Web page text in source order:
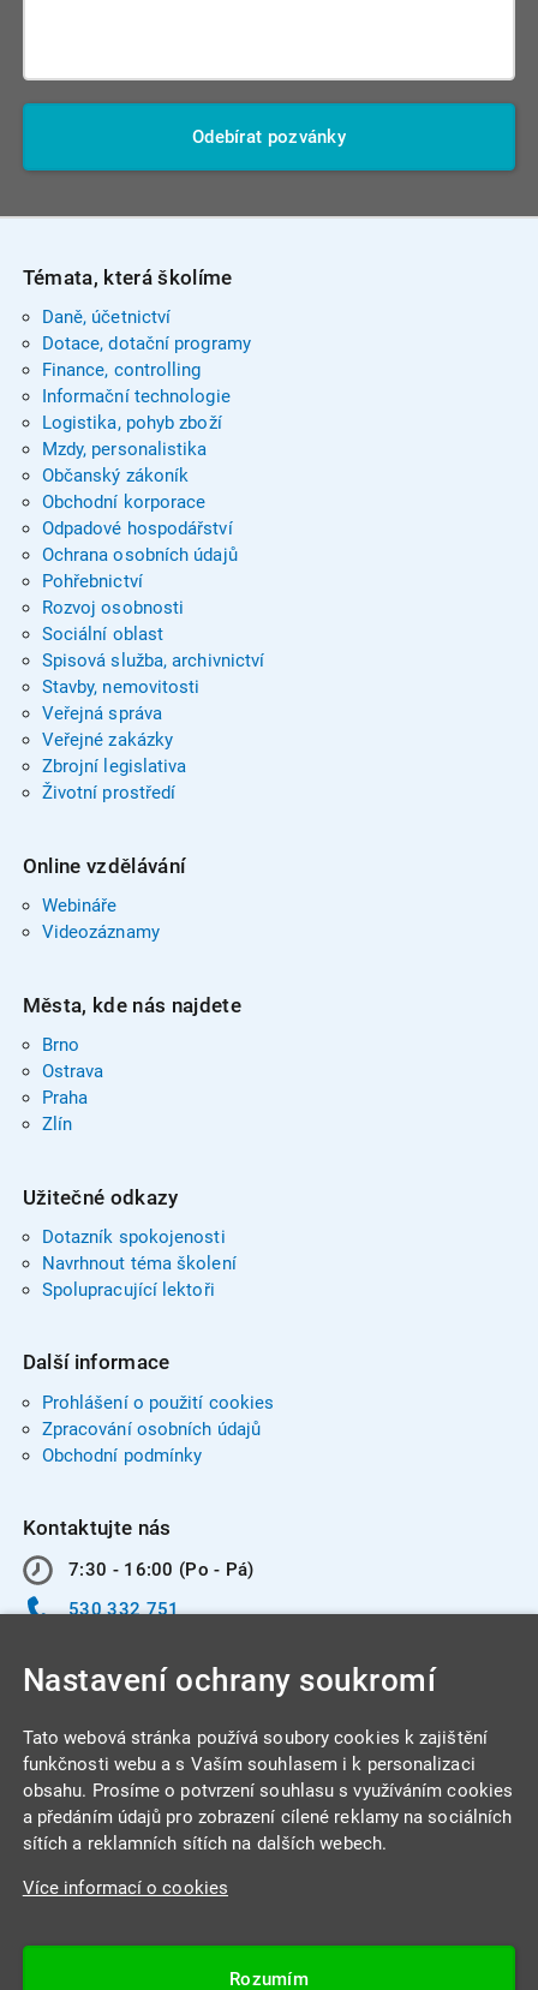
Odebírat pozvánky
Témata, která školíme
Daně, účetnictví
Dotace, dotační programy
Finance, controlling
Informační technologie
Logistika, pohyb zboží
Mzdy, personalistika
Občanský zákoník
Obchodní korporace
Odpadové hospodářství
Ochrana osobních údajů
Pohřebnictví
Rozvoj osobnosti
Sociální oblast
Spisová služba, archivnictví
Stavby, nemovitosti
Veřejná správa
Veřejné zakázky
Zbrojní legislativa
Životní prostředí
Online vzdělávání
Webináře
Videozáznamy
Města, kde nás najdete
Brno
Ostrava
Praha
Zlín
Užitečné odkazy
Dotazník spokojenosti
Navrhnout téma školení
Spolupracující lektoři
Další informace
Prohlášení o použití cookies
Zpracování osobních údajů
Obchodní podmínky
Kontaktujte nás
7:30 - 16:00 (Po - Pá)
530 332 751
INTEGRA CENTRUM s.r.o.
Jabloňová 662/7
Datová schránka: 4beca6d
Nastavení ochrany soukromí
Tato webová stránka používá soubory cookies k zajištění
funkčnosti webu a s Vaším souhlasem i k personalizaci
obsahu. Prosíme o potvrzení souhlasu s využíváním cookies
a předáním údajů pro zobrazení cílené reklamy na sociálních
sítích a reklamních sítích na dalších webech.
Více informací o cookies
Rozumím